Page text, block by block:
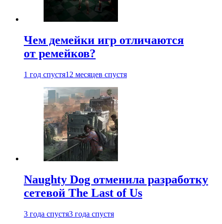
Чем демейки игр отличаются
от ремейков?
1 год спустя12 месяцев спустя
Naughty Dog отменила разработку
сетевой The Last of Us
3 года спустя3 года спустя